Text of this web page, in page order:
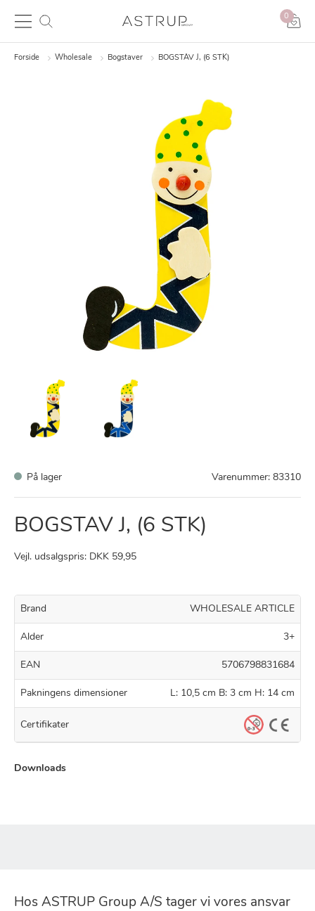
0
Forside Wholesale Bogstaver BOGSTAV J, (6 STK)
På lager Varenummer: 83310
BOGSTAV J, (6 STK)
Vejl. udsalgspris: DKK 59,95
Brand WHOLESALE ARTICLE
Alder 3+
EAN 5706798831684
Pakningens dimensioner L: 10,5 cm B: 3 cm H: 14 cm
Certifikater
Downloads
Hos ASTRUP Group A/S tager vi vores ansvar